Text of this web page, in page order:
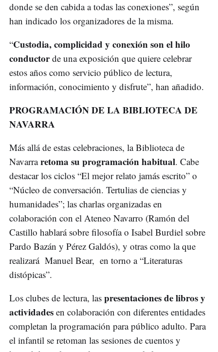
donde se den cabida a todas las conexiones”, según
han indicado los organizadores de la misma.
“Custodia, complicidad y conexión son el hilo
conductorde una exposición que quiere celebrar
estos años como servicio público de lectura,
información, conocimiento y disfrute”, han añadido.
PROGRAMACIÓN DE LA BIBLIOTECA DE
NAVARRA
Más allá de estas celebraciones, la Biblioteca de
Navarraretoma su programación habitual. Cabe
destacar los ciclos “El mejor relato jamás escrito” o
“Núcleo de conversación. Tertulias de ciencias y
humanidades”; las charlas organizadas en
colaboración con el Ateneo Navarro (Ramón del
Castillo hablará sobre filosofía o Isabel Burdiel sobre
Pardo Bazán y Pérez Galdós), y otras como la que
realizará Manuel Bear, en torno a “Literaturas
distópicas”.
Los clubes de lectura, las presentaciones de libros y
actividades en colaboración con diferentes entidades
completan la programación para público adulto. Para
el infantil se retoman las sesiones de cuentos y